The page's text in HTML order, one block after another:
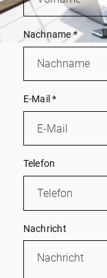
Nachname*
E-Mail*
Telefon
Nachricht